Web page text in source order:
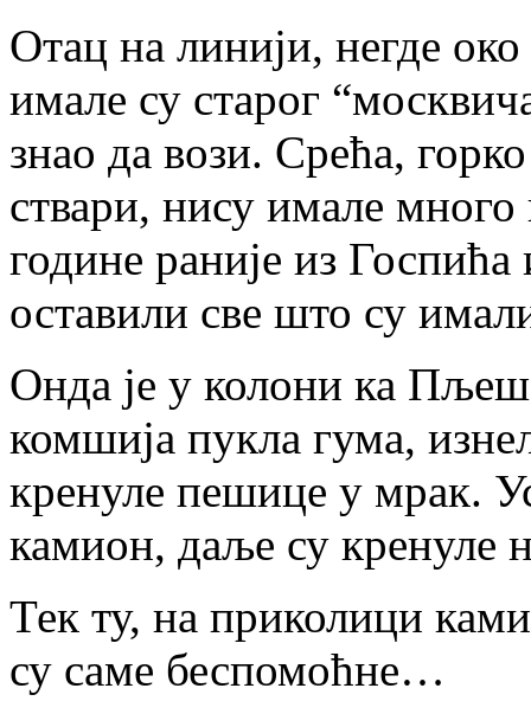
Отац на линији, негде
имале су старог
знао да вози. Срећа,
ствари, нису имале много
године раније из
оставили све што су
Онда је у колони ка
комшија пукла гума,
кренуле пешице у мрак.
камион, даље су кренуле
Тек ту, на приколици
су саме беспомоћне…